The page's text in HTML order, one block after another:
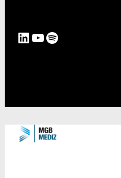
LinkedIn
YouTube
Spotify